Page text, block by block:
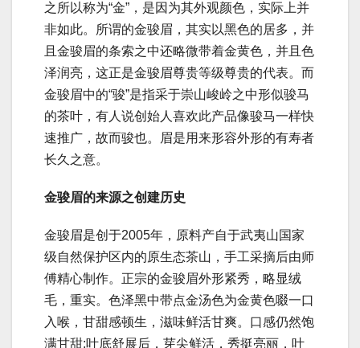
之所以称为“金”，是因为其外观颜色，实际上并
非如此。所谓的金骏眉，其实以黑色的居多，并
且金骏眉的条索之中还略微带着金黄色，并且色
泽润亮，这正是金骏眉尊贵等级尊贵的代表。而
金骏眉中的“骏”是指采于崇山峻岭之中形似骏马
的茶叶，有人说创始人喜欢此产品像骏马一样快
速推广，故而骏也。眉是用来形容外形的有寿者
长久之意。
金骏眉的来源之创建历史
金骏眉是创于2005年，原料产自于武夷山国家
级自然保护区内的原生态茶山，手工采摘后由师
傅精心制作。正宗的金骏眉外形紧秀，略显绒
毛，重实。色泽黑中带点金汤色为金黄色啜一口
入喉，甘甜感顿生，滋味鲜活甘爽。口感仍然饱
满甘甜;叶底舒展后，芽尖鲜活，秀挺亮丽，叶